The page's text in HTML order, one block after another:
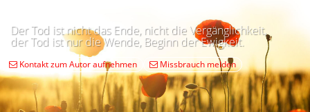
Der Tod ist nicht das Ende, nicht die Vergänglichkeit,
der Tod ist nur die Wende, Beginn der Ewigkeit.
Kontakt zum Autor aufnehmen Missbrauch melden